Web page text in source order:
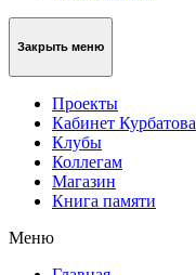
Закрыть меню
Проекты
Кабинет Курбатова
Клубы
Коллегам
Магазин
Книга памяти
Меню